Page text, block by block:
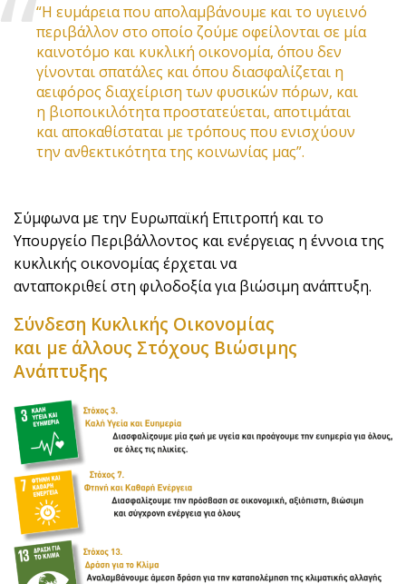
“Η ευμάρεια που απολαμβάνουμε και το υγιεινό
περιβάλλον στο οποίο ζούμε οφείλονται σε μία
καινοτόμο και κυκλική οικονομία, όπου δεν
γίνονται σπατάλες και όπου διασφαλίζεται η
αειφόρος διαχείριση των φυσικών πόρων, και
η βιοποικιλότητα προστατεύεται, αποτιμάται
και αποκαθίσταται με τρόπους που ενισχύουν
την ανθεκτικότητα της κοινωνίας μας”.
Σύμφωνα με την Ευρωπαϊκή Επιτροπή και το
Υπουργείο Περιβάλλοντος και ενέργειας η έννοια της
κυκλικής οικονομίας έρχεται να
ανταποκριθεί στη φιλοδοξία για βιώσιμη ανάπτυξη.
Σύνδεση Kυκλικής Oικονομίας
και με άλλους Στόχους Βιώσιμης
Ανάπτυξης